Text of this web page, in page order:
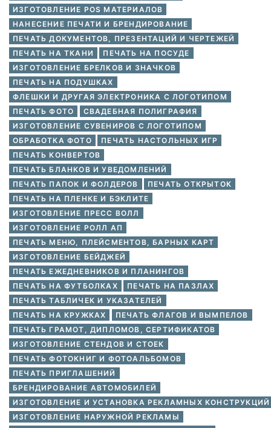
ИЗГОТОВЛЕНИЕ POS МАТЕРИАЛОВ
НАНЕСЕНИЕ ПЕЧАТИ И БРЕНДИРОВАНИЕ
ПЕЧАТЬ ДОКУМЕНТОВ, ПРЕЗЕНТАЦИЙ И ЧЕРТЕЖЕЙ
ПЕЧАТЬ НА ТКАНИ
ПЕЧАТЬ НА ПОСУДЕ
ИЗГОТОВЛЕНИЕ БРЕЛКОВ И ЗНАЧКОВ
ПЕЧАТЬ НА ПОДУШКАХ
ФЛЕШКИ И ДРУГАЯ ЭЛЕКТРОНИКА С ЛОГОТИПОМ
ПЕЧАТЬ ФОТО
СВАДЕБНАЯ ПОЛИГРАФИЯ
ИЗГОТОВЛЕНИЕ СУВЕНИРОВ С ЛОГОТИПОМ
ОБРАБОТКА ФОТО
ПЕЧАТЬ НАСТОЛЬНЫХ ИГР
ПЕЧАТЬ КОНВЕРТОВ
ПЕЧАТЬ БЛАНКОВ И УВЕДОМЛЕНИЙ
ПЕЧАТЬ ПАПОК И ФОЛДЕРОВ
ПЕЧАТЬ ОТКРЫТОК
ПЕЧАТЬ НА ПЛЕНКЕ И БЭКЛИТЕ
ИЗГОТОВЛЕНИЕ ПРЕСС ВОЛЛ
ИЗГОТОВЛЕНИЕ РОЛЛ АП
ПЕЧАТЬ МЕНЮ, ПЛЕЙСМЕНТОВ, БАРНЫХ КАРТ
ИЗГОТОВЛЕНИЕ БЕЙДЖЕЙ
ПЕЧАТЬ ЕЖЕДНЕВНИКОВ И ПЛАНИНГОВ
ПЕЧАТЬ НА ФУТБОЛКАХ
ПЕЧАТЬ НА ПАЗЛАХ
ПЕЧАТЬ ТАБЛИЧЕК И УКАЗАТЕЛЕЙ
ПЕЧАТЬ НА КРУЖКАХ
ПЕЧАТЬ ФЛАГОВ И ВЫМПЕЛОВ
ПЕЧАТЬ ГРАМОТ, ДИПЛОМОВ, СЕРТИФИКАТОВ
ИЗГОТОВЛЕНИЕ СТЕНДОВ И СТОЕК
ПЕЧАТЬ ФОТОКНИГ И ФОТОАЛЬБОМОВ
ПЕЧАТЬ ПРИГЛАШЕНИЙ
БРЕНДИРОВАНИЕ АВТОМОБИЛЕЙ
ИЗГОТОВЛЕНИЕ И УСТАНОВКА РЕКЛАМНЫХ КОНСТРУКЦИЙ
ИЗГОТОВЛЕНИЕ НАРУЖНОЙ РЕКЛАМЫ